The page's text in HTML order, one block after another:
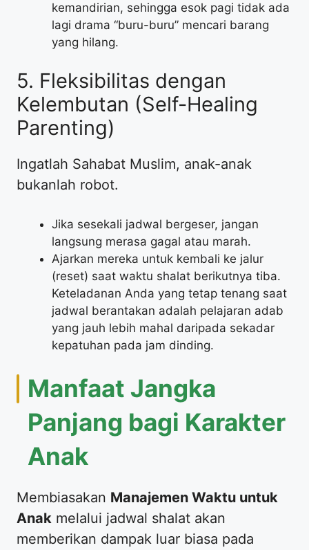
kemandirian, sehingga esok pagi tidak ada
lagi drama “buru-buru” mencari barang
yang hilang.
​5. Fleksibilitas dengan
Kelembutan (Self-Healing
Parenting)
​Ingatlah Sahabat Muslim, anak-anak
bukanlah robot.
​Jika sesekali jadwal bergeser, jangan
langsung merasa gagal atau marah.
​Ajarkan mereka untuk kembali ke jalur
(reset) saat waktu shalat berikutnya tiba.
Keteladanan Anda yang tetap tenang saat
jadwal berantakan adalah pelajaran adab
yang jauh lebih mahal daripada sekadar
kepatuhan pada jam dinding.
​Manfaat Jangka
Panjang bagi Karakter
Anak
​Membiasakan Manajemen Waktu untuk
Anak melalui jadwal shalat akan
memberikan dampak luar biasa pada